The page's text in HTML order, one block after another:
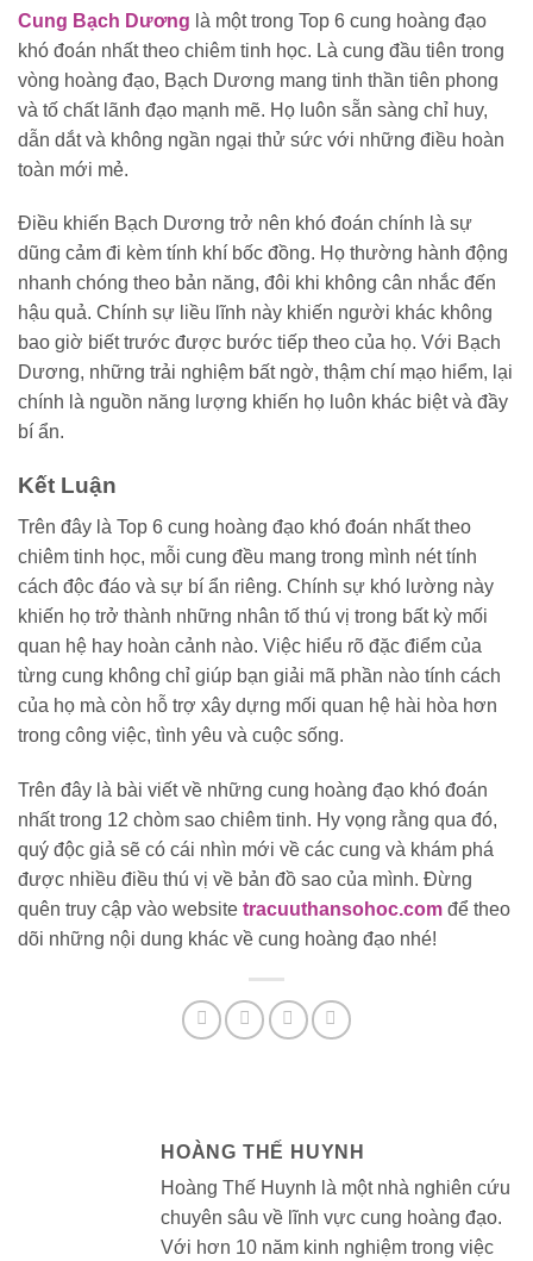
Cung Bạch Dương là một trong Top 6 cung hoàng đạo
khó đoán nhất theo chiêm tinh học. Là cung đầu tiên trong
vòng hoàng đạo, Bạch Dương mang tinh thần tiên phong
và tố chất lãnh đạo mạnh mẽ. Họ luôn sẵn sàng chỉ huy,
dẫn dắt và không ngần ngại thử sức với những điều hoàn
toàn mới mẻ.
Điều khiến Bạch Dương trở nên khó đoán chính là sự
dũng cảm đi kèm tính khí bốc đồng. Họ thường hành động
nhanh chóng theo bản năng, đôi khi không cân nhắc đến
hậu quả. Chính sự liều lĩnh này khiến người khác không
bao giờ biết trước được bước tiếp theo của họ. Với Bạch
Dương, những trải nghiệm bất ngờ, thậm chí mạo hiểm, lại
chính là nguồn năng lượng khiến họ luôn khác biệt và đầy
bí ẩn.
Kết Luận
Trên đây là Top 6 cung hoàng đạo khó đoán nhất theo
chiêm tinh học, mỗi cung đều mang trong mình nét tính
cách độc đáo và sự bí ẩn riêng. Chính sự khó lường này
khiến họ trở thành những nhân tố thú vị trong bất kỳ mối
quan hệ hay hoàn cảnh nào. Việc hiểu rõ đặc điểm của
từng cung không chỉ giúp bạn giải mã phần nào tính cách
của họ mà còn hỗ trợ xây dựng mối quan hệ hài hòa hơn
trong công việc, tình yêu và cuộc sống.
Trên đây là bài viết về những cung hoàng đạo khó đoán
nhất trong 12 chòm sao chiêm tinh. Hy vọng rằng qua đó,
quý độc giả sẽ có cái nhìn mới về các cung và khám phá
được nhiều điều thú vị về bản đồ sao của mình. Đừng
quên truy cập vào website tracuuthansohoc.com để theo
dõi những nội dung khác về cung hoàng đạo nhé!
HOÀNG THẾ HUYNH
Hoàng Thế Huynh là một nhà nghiên cứu
chuyên sâu về lĩnh vực cung hoàng đạo.
Với hơn 10 năm kinh nghiệm trong việc